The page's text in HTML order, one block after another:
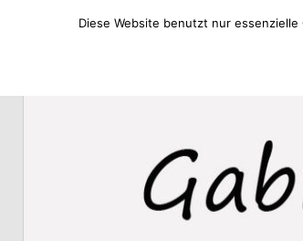
Diese Website benutzt nur